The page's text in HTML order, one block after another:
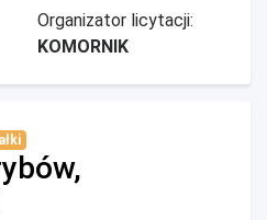
Organizator licytacji:
KOMORNIK